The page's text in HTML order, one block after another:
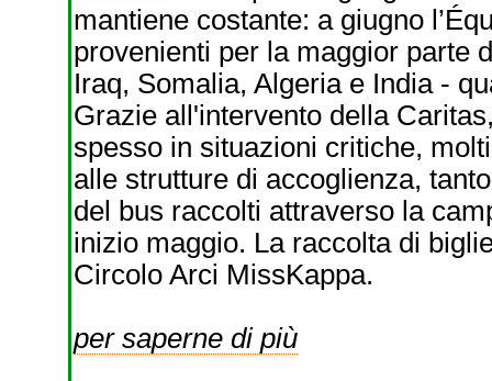
mantiene costante: a giugno
provenienti per la maggior parte
Iraq, Somalia, Algeria e India -
Grazie all'intervento della
spesso in situazioni critiche,
alle strutture di accoglienza,
del bus raccolti attraverso la
inizio maggio. La raccolta di
Circolo Arci MissKappa.
per saperne di più